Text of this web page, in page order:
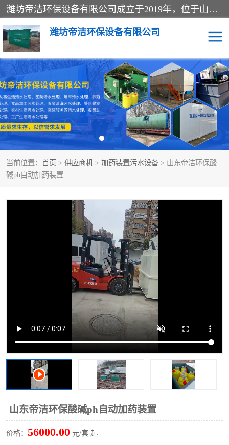
潍坊帝洁环保设备有限公司成立于2019年，位于山东省潍坊市潍城经济开发区；公司专注于环境保护专用设备及配件的研发、生产、安装与销售，同时涉及医用消毒设备、机电设备和仪器仪表的销售。此外，公司提供环保工程施工、环保技术研发与转让、技术服务以及环境工程专项设计服务，致力于为客户提供全面的环保解决方案，助力绿色可持续发展。
潍坊帝洁环保设备有限公司
当前位置： 首页 > 供应商机 > 加药装置污水设备 > 山东帝洁环保酸
碱ph自动加药装置
山东帝洁环保酸碱ph自动加药装置
价格： 56000.00 元/套 起
一体化提升泵站 屠宰肉食品加工污水处理
设备
一体化生活污水处理设备 学校污水处理设备
医院污水处理设备 喷涂废水油墨废水
玻璃钢一体化污水处理设 水性涂料加工污水处理设
养殖污水处理设备 洗涤污水处理设备
洗车废水处理设备 实验室污水处理设备
平流式溶气气浮机 风景区旅游景点污水处理
设备
高速服务区收费站污水处 微动力生化污水处理设备
海鲜加工污水处理设备 蒸发器设备价格
客运站污水处理设备 航站楼厕所污水处理设备
UASB厌氧塔 加油站油田景点旅游区污
水处理设备
风电场变电站污水处理设
备
叠螺污泥脱水机
疾控中心一体化设备处理 一体化净北槽污水处理设
餐具消毒污水处理设备